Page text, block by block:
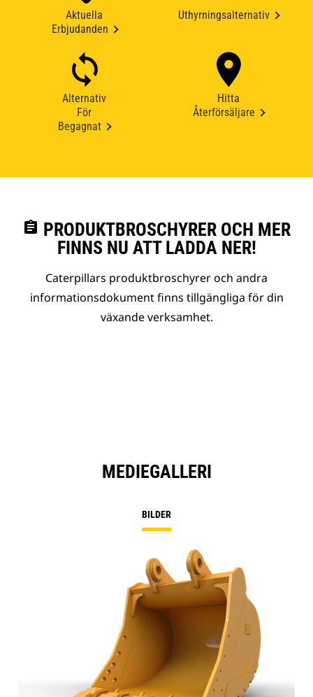
Aktuella
Erbjudanden
Uthyrningsalternativ
Alternativ
För
Begagnat
Hitta
Återförsäljare
assignment PRODUKTBROSCHYRER OCH MER
FINNS NU ATT LADDA NER!
Caterpillars produktbroschyrer och andra
informationsdokument finns tillgängliga för din
växande verksamhet.
MEDIEGALLERI
BILDER